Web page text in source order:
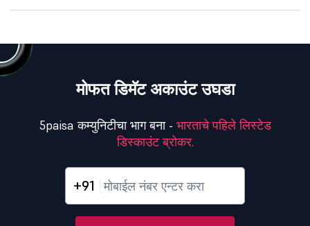
मोफत डिमॅट अकाउंट उघडा
5paisa कम्युनिटीचा भाग बना - भारताचे पहिले लिस्टेड
डिस्काउंट ब्रोकर.
+91